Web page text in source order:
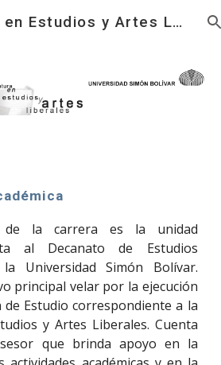
Skip to navigation
Licenciatura en Estudios y Artes Liberales
de la carrera es la unidad
al Decanato de Estudios
Universidad Simón Bolívar.
principal velar por la ejecución
Estudio correspondiente a la
y Artes Liberales. Cuenta
que brinda apoyo en la